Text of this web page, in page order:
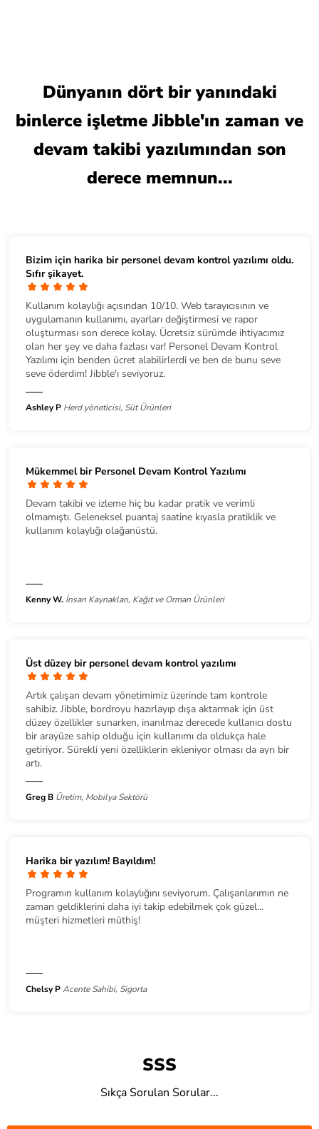
Dünyanın dört bir yanındaki
binlerce işletme Jibble'ın zaman ve
devam takibi yazılımından son
derece memnun...
Bizim için harika birpersonel devam kontrol yazılımı oldu.
Sıfır şikayet.
Kullanım kolaylığı açısından 10/10. Web tarayıcısının ve
uygulamanın kullanımı, ayarları değiştirmesi ve rapor
oluşturması son derece kolay. Ücretsiz sürümde ihtiyacımız
olan her şey ve daha fazlası var! Personel Devam Kontrol
Yazılımı için benden ücret alabilirlerdi ve ben de bunu seve
seve öderdim! Jibble'ı seviyoruz.
Ashley P Herd yöneticisi, Süt Ürünleri
Mükemmel bir Personel Devam Kontrol Yazılımı
Devam takibi ve izleme hiç bu kadar pratik ve verimli
olmamıştı. Geleneksel puantaj saatine kıyasla pratiklik ve
kullanım kolaylığı olağanüstü.
Kenny W. İnsan Kaynakları, Kağıt ve Orman Ürünleri
Üst düzey bir personel devam kontrol yazılımı
Artık çalışan devam yönetimimiz üzerinde tam kontrole
sahibiz. Jibble, bordroyu hazırlayıp dışa aktarmak için üst
düzey özellikler sunarken, inanılmaz derecede kullanıcı dostu
bir arayüze sahip olduğu için kullanımı da oldukça hale
getiriyor. Sürekli yeni özelliklerin ekleniyor olması da ayrı bir
artı.
Greg B Üretim, Mobilya Sektörü
Harika bir yazılım! Bayıldım!
Programın kullanım kolaylığını seviyorum. Çalışanlarımın ne
zaman geldiklerini daha iyi takip edebilmek çok güzel...
müşteri hizmetleri müthiş!
Chelsy PAcente Sahibi, Sigorta
SSS
Sıkça Sorulan Sorular...